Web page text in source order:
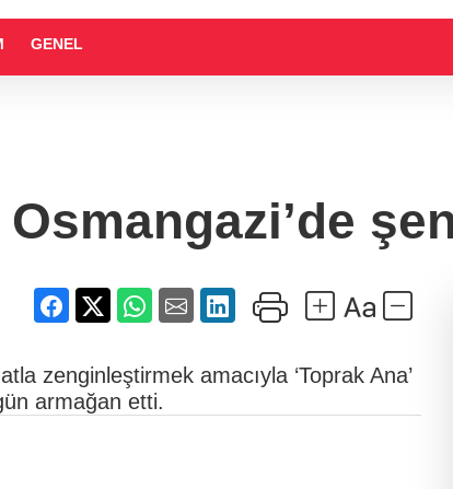
GENEL
zenginleştirmek amacıyla ‘Toprak Ana’
armağan etti.